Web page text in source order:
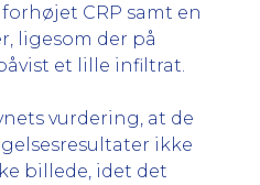
CRP samt en
ligesom der på
et lille infiltrat.
vurdering, at de
ikke
billede, idet det